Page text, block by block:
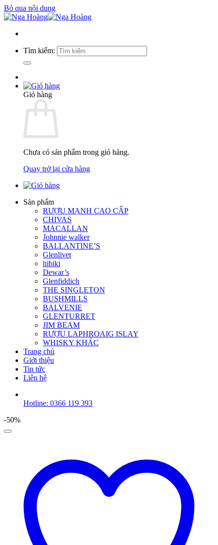
Bỏ qua nội dung
Tìm kiếm:
Giỏ hàng
Chưa có sản phẩm trong giỏ hàng.
Quay trở lại cửa hàng
Sản phẩm
RƯỢU MẠNH CAO CẤP
CHIVAS
MACALLAN
Johnnie walker
BALLANTINE’S
Glenlivet
hibiki
Dewar’s
Glenfiddich
THE SINGLETON
BUSHMILLS
BALVENIE
GLENTURRET
JIM BEAM
RƯỢU LAPHROAIG ISLAY
WHISKY KHÁC
Trang chủ
Giới thiệu
Tin tức
Liên hệ
Hotline: 0366 119 393
-50%